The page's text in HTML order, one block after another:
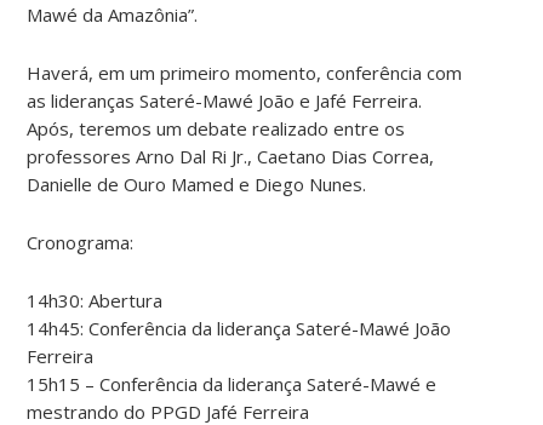
Mawé da Amazônia”.
Haverá, em um primeiro momento, conferência com
as lideranças Sateré-Mawé João e Jafé Ferreira.
Após, teremos um debate realizado entre os
professores Arno Dal Ri Jr., Caetano Dias Correa,
Danielle de Ouro Mamed e Diego Nunes.
Cronograma:
14h30: Abertura
14h45: Conferência da liderança Sateré-Mawé João
Ferreira
15h15 – Conferência da liderança Sateré-Mawé e
mestrando do PPGD Jafé Ferreira